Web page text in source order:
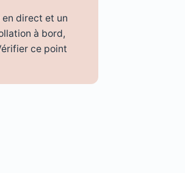
direct et un
à bord,
ce point